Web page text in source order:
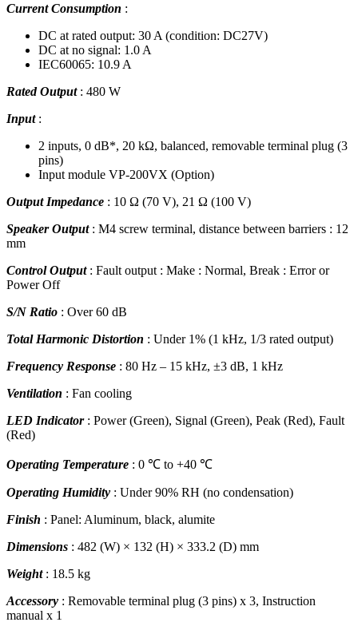
Current Consumption :
DC at rated output: 30 A (condition: DC27V)
DC at no signal: 1.0 A
IEC60065: 10.9 A
Rated Output: 480 W
Input:
2 inputs, 0 dB*, 20 kΩ, balanced, removable terminal plug (3
pins)
Input module VP-200VX (Option)
Output Impedance : 10 Ω (70 V), 21 Ω (100 V)
Speaker Output: M4 screw terminal, distance between barriers : 12
mm
Control Output: Fault output : Make : Normal, Break : Error or
Power Off
S/N Ratio : Over 60 dB
Total Harmonic Distortion : Under 1% (1 kHz, 1/3 rated output)
Frequency Response : 80 Hz – 15 kHz, ±3 dB, 1 kHz
Ventilation : Fan cooling
LED Indicator: Power (Green), Signal (Green), Peak (Red), Fault
(Red)
Operating Temperature : 0 ℃ to +40 ℃
Operating Humidity : Under 90% RH (no condensation)
Finish : Panel: Aluminum, black, alumite
Dimensions : 482 (W) × 132 (H) × 333.2 (D) mm
Weight: 18.5 kg
Accessory : Removable terminal plug (3 pins) x 3, Instruction
manual x 1